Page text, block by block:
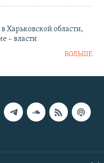
Харьковской области,
– власти
БОЛЬШЕ